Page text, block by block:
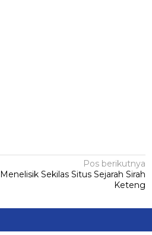
Pos berikutnya
Menelisik Sekilas Situs Sejarah Sirah
Keteng